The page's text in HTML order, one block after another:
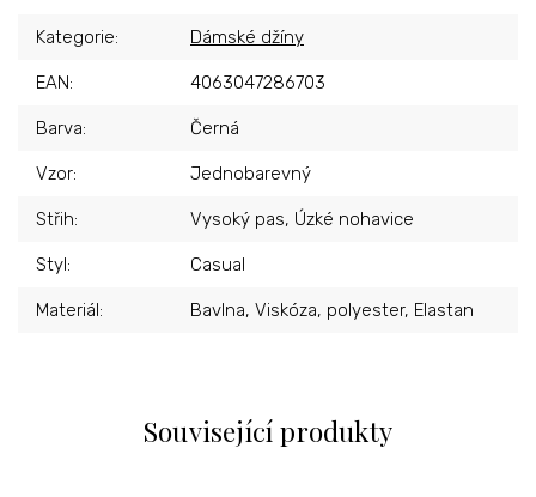
Související produkty
Kategorie: Dámské džíny
EAN: 4063047286703
Barva: Černá
Vzor: Jednobarevný
Střih: Vysoký pas, Úzké nohavice
Styl: Casual
Materiál: Bavlna, Viskóza, polyester, Elastan